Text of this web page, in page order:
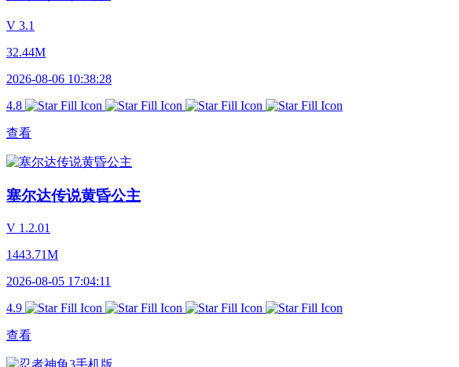
V 3.1
32.44M
2026-08-06 10:38:28
4.8
查看
塞尔达传说黄昏公主
V 1.2.01
1443.71M
2026-08-05 17:04:11
4.9
查看